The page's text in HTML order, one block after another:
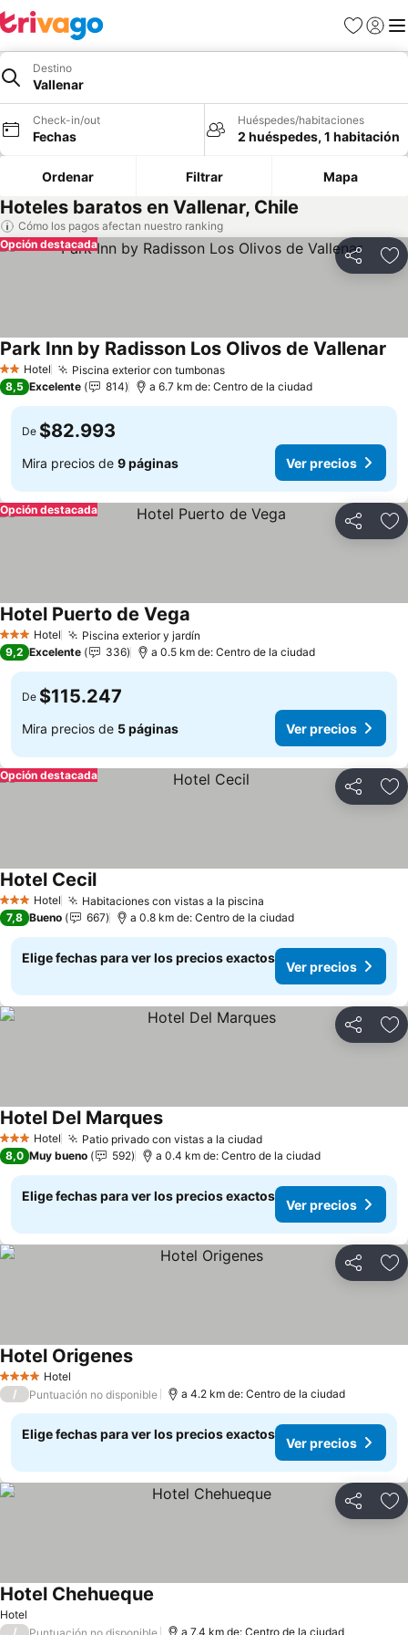
Favoritos
Iniciar
Destino
Vallenar
Check-in/out
Fechas
Huéspedes/habitaciones
2 huéspedes, 1 habitación
Ordenar Filtrar Mapa
Hoteles baratos en Vallenar, Chile
Cómo los pagos afectan nuestro ranking
Compartir
Opción destacada
2 Estrellas
Hotel Piscina exterior con tumbonas
Park Inn by Radisson Los Olivos de Vallenar
8,5 Excelente 814 a 6.7 km de: Centro de la ciudad
De $82.993
Mira precios de 9 páginas Ver precios
Compartir
Opción destacada
3 Estrellas
Hotel Piscina exterior y jardín
Hotel Puerto de Vega
9,2 Excelente 336 a 0.5 km de: Centro de la ciudad
De $115.247
Mira precios de 5 páginas Ver precios
Compartir
Opción destacada
3 Estrellas
Hotel Habitaciones con vistas a la piscina
Hotel Cecil
7,8 Bueno 667 a 0.8 km de: Centro de la ciudad
Elige fechas para ver los precios exactos
Ver precios
Compartir
3 Estrellas
Hotel Patio privado con vistas a la ciudad
Hotel Del Marques
8,0 Muy bueno 592 a 0.4 km de: Centro de la ciudad
Elige fechas para ver los precios exactos
Ver precios
Compartir
4 EstrellasHotel
Hotel Origenes
/ Puntuación no disponible a 4.2 km de: Centro de la ciudad
Elige fechas para ver los precios exactos
Ver precios
Compartir
Hotel
Hotel Chehueque
/ Puntuación no disponible a 7.4 km de: Centro de la ciudad